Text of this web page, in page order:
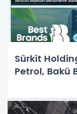
Sürkit
Petrol, Bakü